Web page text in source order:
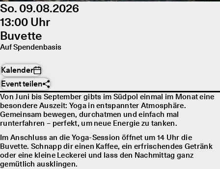
So. 09.08.2026
13:00 Uhr
Buvette
Auf Spendenbasis
Kalender
Event teilen
Von Juni bis September gibts im Südpol einmal im Monat eine
besondere Auszeit: Yoga in entspannter Atmosphäre.
Gemeinsam bewegen, durchatmen und einfach mal
runterfahren – perfekt, um neue Energie zu tanken.
Im Anschluss an die Yoga-Session öffnet um 14 Uhr die
Buvette. Schnapp dir einen Kaffee, ein erfrischendes Getränk
oder eine kleine Leckerei und lass den Nachmittag ganz
gemütlich ausklingen.